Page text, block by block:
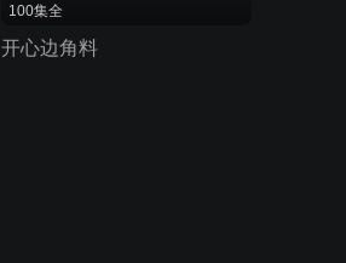
100集全
开心边角料